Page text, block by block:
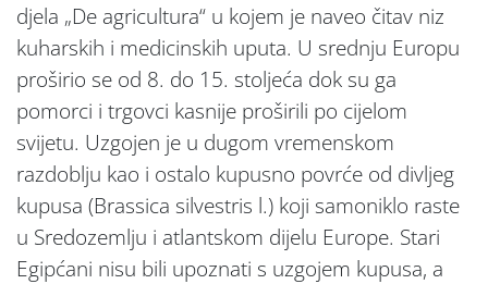
djela „De agricultura“ u kojem je naveo čitav niz
kuharskih i medicinskih uputa. U srednju Europu
proširio se od 8. do 15. stoljeća dok su ga
pomorci i trgovci kasnije proširili po cijelom
svijetu. Uzgojen je u dugom vremenskom
razdoblju kao i ostalo kupusno povrće od divljeg
kupusa (Brassica silvestris l.) koji samoniklo raste
u Sredozemlju i atlantskom dijelu Europe. Stari
Egipćani nisu bili upoznati s uzgojem kupusa, a